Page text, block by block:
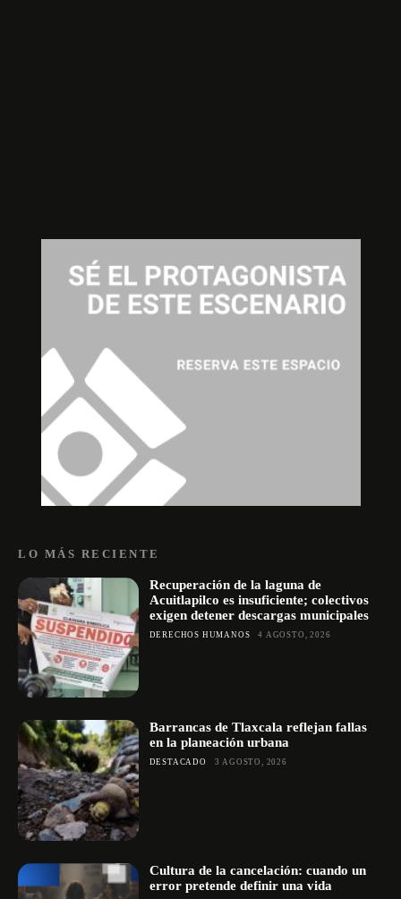
LO MÁS RECIENTE
Recuperación de la laguna de
Acuitlapilco es insuficiente; colectivos
exigen detener descargas municipales
DERECHOS HUMANOS 4 AGOSTO, 2026
Barrancas de Tlaxcala reflejan fallas
en la planeación urbana
DESTACADO 3 AGOSTO, 2026
Cultura de la cancelación: cuando un
error pretende definir una vida